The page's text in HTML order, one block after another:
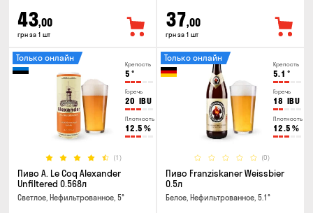
43,00
грн за 1 шт
37,00
грн за 1 шт
Крепость
5 °
Горечь
20 IBU
Плотность
12.5 %
(1)
Только онлайн
Пиво A. Le Coq Alexander
Unfiltered 0.568л
Светлое, Нефильтрованное, 5°
Крепость
5.1 °
Горечь
18 IBU
Плотность
12.5 %
(0)
Только онлайн
Пиво Franziskaner Weissbier
0.5л
Белое, Нефильтрованное, 5.1°